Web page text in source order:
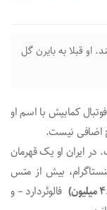
او قبلا به بایرن گل
کمابیش با اسم او
اضافی نیست.
است. در ایران او یک قهرمان
بیش از متس
فالوئردارد – و